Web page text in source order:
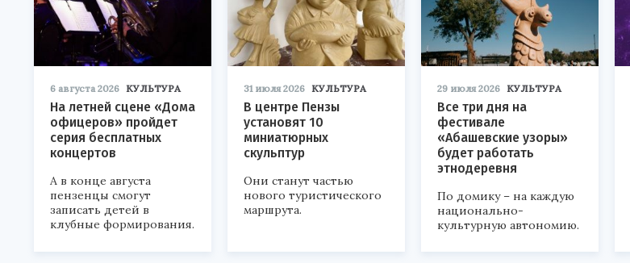
6 августа 2026 КУЛЬТУРА
На летней сцене «Дома
офицеров» пройдет
серия бесплатных
концертов
А в конце августа
пензенцы смогут
записать детей в
клубные формирования.
31 июля 2026 КУЛЬТУРА
В центре Пензы
установят 10
миниатюрных
скульптур
Они станут частью
нового туристического
маршрута.
29 июля 2026 КУЛЬТУРА
Все три дня на
фестивале
«Абашевские узоры»
будет работать
этнодеревня
По домику – на каждую
национально-
культурную автономию.